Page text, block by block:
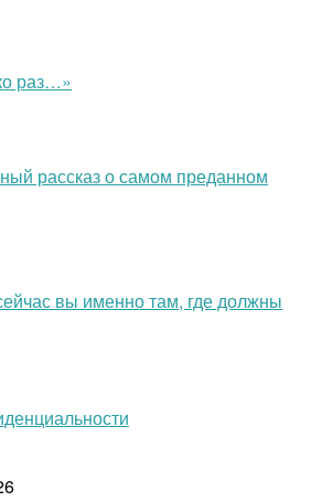
раз…»
рассказ о самом преданном
вы именно там, где должны